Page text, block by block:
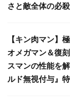
さと敵全体の必
【キン肉マン】
オメガマン＆復
スマンの性能を
ルド無視付与』